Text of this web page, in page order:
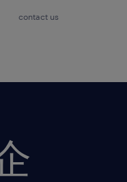
contact us